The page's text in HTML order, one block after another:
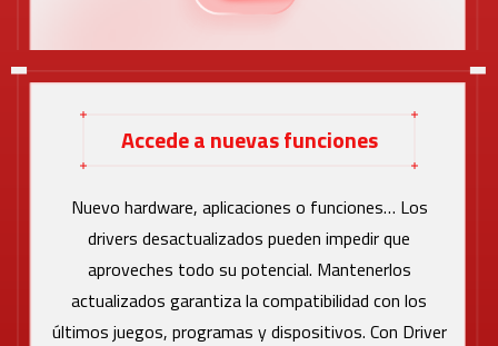
Accede a nuevas funciones
Nuevo hardware, aplicaciones o funciones… Los
drivers desactualizados pueden impedir que
aproveches todo su potencial. Mantenerlos
actualizados garantiza la compatibilidad con los
últimos juegos, programas y dispositivos. Con Driver